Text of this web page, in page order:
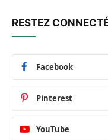
RESTEZ
Facebook
Pinterest
YouTube